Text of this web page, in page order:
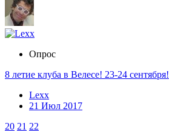
Опрос
8 летие клуба в Велесе! 23-24 сентября!
Lexx
21 Июл 2017
20 21 22